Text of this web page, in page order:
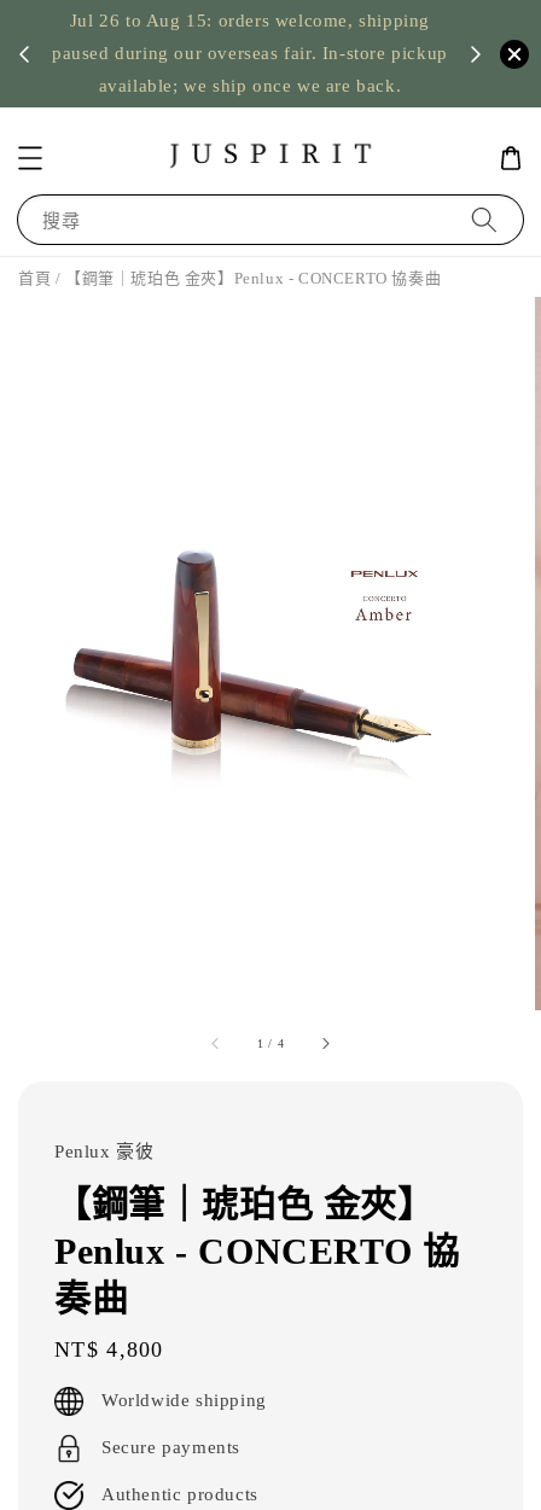
Jul 26 to Aug 15: orders welcome, shipping
paused during our overseas fair. In-store pickup
available; we ship once we are back.
US
搜尋
首頁 / 【鋼筆｜琥珀色 金夾】Penlux - CONCERTO 協奏曲
1 / 4
Penlux 豪彼
【鋼筆｜琥珀色 金夾】
Penlux - CONCERTO 協
奏曲
Regular
price
NT$ 4,800
Worldwide shipping
Secure payments
Authentic products